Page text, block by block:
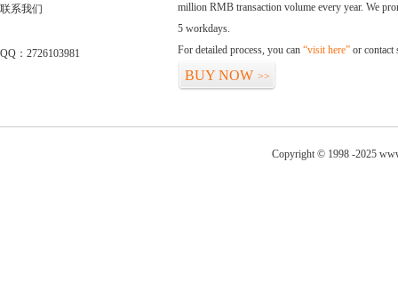
联系我们
QQ：2726103981
million RMB transaction volume every year. We
5 workdays.
For detailed process, you can “visit here” or contact
BUY NOW >>
Copyright © 1998 -2025